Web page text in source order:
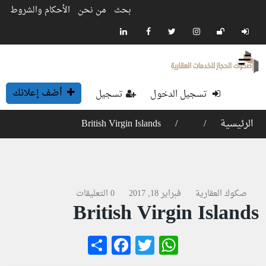
بحث من نحن الأحكام والشروط
تسجيل الدخول تسجيل
أضف إعلانك
الرئيسية
British Virgin Islands
صكوك العقارية فبراير 18, 2017 0 التعليقات
British Virgin Islands
WhatsApp
Twitter
Facebook